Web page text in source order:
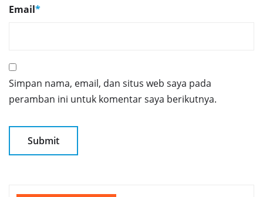
Email*
Simpan nama, email, dan situs web saya pada
peramban ini untuk komentar saya berikutnya.